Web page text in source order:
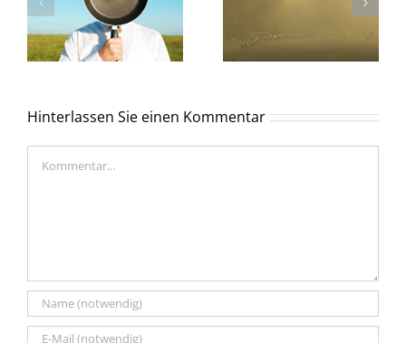
Hinterlassen Sie einen Kommentar